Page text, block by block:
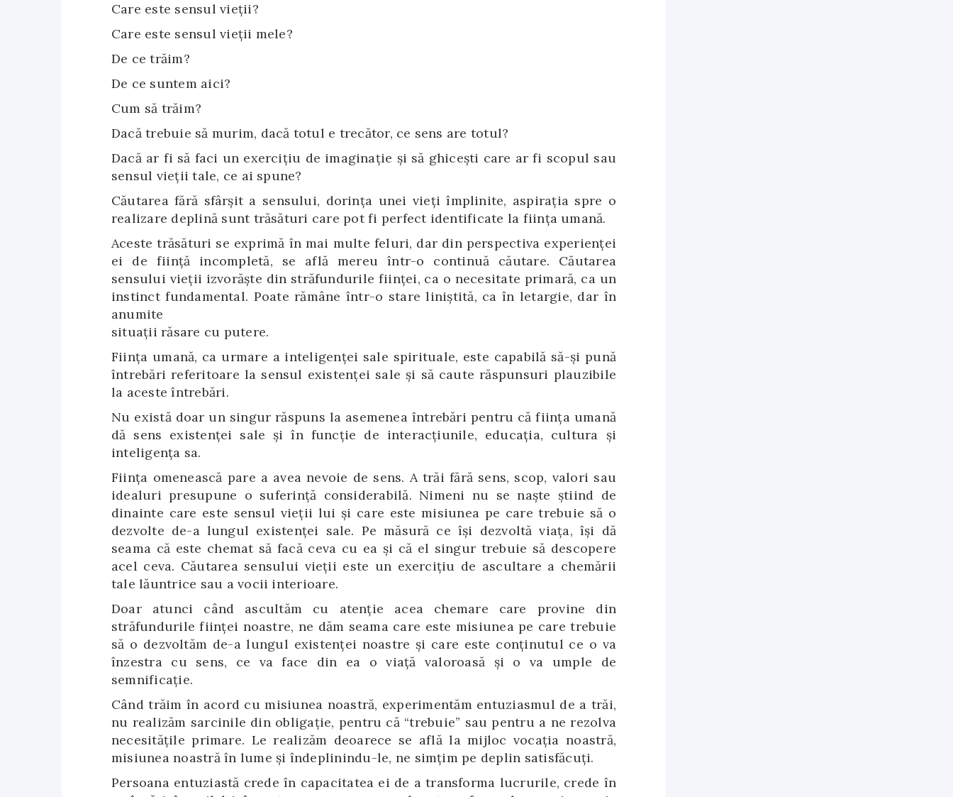
Care este sensul vieții?
Care este sensul vieții mele?
De ce trăim?
De ce suntem aici?
Cum să trăim?
Dacă trebuie să murim, dacă totul e trecător, ce sens are totul?
Dacă ar fi să faci un exercițiu de imaginație și să ghicești care ar fi scopul sau
sensul vieții tale, ce ai spune?
Căutarea fără sfârșit a sensului, dorința unei vieți împlinite, aspirația spre o
realizare deplină sunt trăsături care pot fi perfect identificate la ființa umană.
Aceste trăsături se exprimă în mai multe feluri, dar din perspectiva experienței
ei de ființă incompletă, se află mereu într-o continuă căutare. Căutarea
sensului vieții izvorăște din străfundurile ființei, ca o necesitate primară, ca un
instinct fundamental. Poate rămâne într-o stare liniștită, ca în letargie, dar în
anumite
situații răsare cu putere.
Ființa umană, ca urmare a inteligenței sale spirituale, este capabilă să-și pună
întrebări referitoare la sensul existenței sale și să caute răspunsuri plauzibile
la aceste întrebări.
Nu există doar un singur răspuns la asemenea întrebări pentru că ființa umană
dă sens existenței sale și în funcție de interacțiunile, educația, cultura și
inteligența sa.
Ființa omenească pare a avea nevoie de sens. A trăi fără sens, scop, valori sau
idealuri presupune o suferință considerabilă. Nimeni nu se naște știind de
dinainte care este sensul vieții lui și care este misiunea pe care trebuie să o
dezvolte de-a lungul existenței sale. Pe măsură ce își dezvoltă viața, își dă
seama că este chemat să facă ceva cu ea și că el singur trebuie să descopere
acel ceva. Căutarea sensului vieții este un exercițiu de ascultare a chemării
tale lăuntrice sau a vocii interioare.
Doar atunci când ascultăm cu atenție acea chemare care provine din
străfundurile ființei noastre, ne dăm seama care este misiunea pe care trebuie
să o dezvoltăm de-a lungul existenței noastre și care este conținutul ce o va
înzestra cu sens, ce va face din ea o viață valoroasă și o va umple de
semnificație.
Când trăim în acord cu misiunea noastră, experimentăm entuziasmul de a trăi,
nu realizăm sarcinile din obligație, pentru că “trebuie” sau pentru a ne rezolva
necesitățile primare. Le realizăm deoarece se află la mijloc vocația noastră,
misiunea noastră în lume și îndeplinindu-le, ne simțim pe deplin satisfăcuți.
Persoana entuziastă crede în capacitatea ei de a transforma lucrurile, crede în